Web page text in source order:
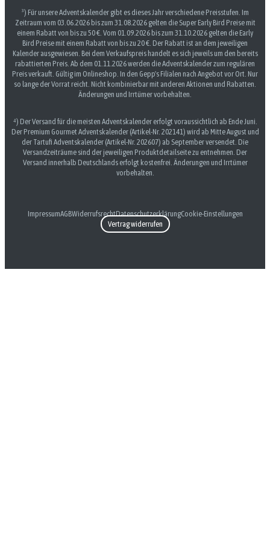
³) Für unsere Adventskalender gibt es dieses Jahr verschiedene Preisstufen. Im
Zeitraum vom 03.06.2026 bis zum 31.08.2026 gelten die Super Early Bird Preise mit
einem Rabatt von bis zu 50 €. Vom 01.09.2026 bis zum 31.10.2026 gelten die Early
Bird Preise mit einem Rabatt von bis zu 20 €. Der Rabatt ist an dem jeweiligen
Kalender ausgewiesen. Bei dem Verkaufspreis handelt es sich jeweils um den bereits
rabattierten Preis. Ab dem 01.11.2026 werden die Adventskalender zum regulären
Preis verkauft. Gültig im Onlineshop. In den Gepp's Filialen nach Angebot vor Ort. Nur
so lange der Vorrat reicht. Nicht kombinierbar mit anderen Aktionen und Rabatten.
Änderungen und Irrtümer vorbehalten.
⁴) Der Versand für die meisten Adventskalender erfolgt voraussichtlich ab Ende Juni.
Der Premium Gourmet Adventskalender (Artikel-Nr. 202141) wird ab Mitte August und
der Tartufi Adventskalender (Artikel-Nr. 202607) ab September versendet. Die
Versandzeiträume sind der jeweiligen Produktdetailseite zu entnehmen. Der
Versand innerhalb Deutschlands erfolgt kostenfrei. Änderungen und Irrtümer
vorbehalten.
ImpressumAGBWiderrufsrechtDatenschutzerklärungCookie-Einstellungen
Vertrag widerrufen